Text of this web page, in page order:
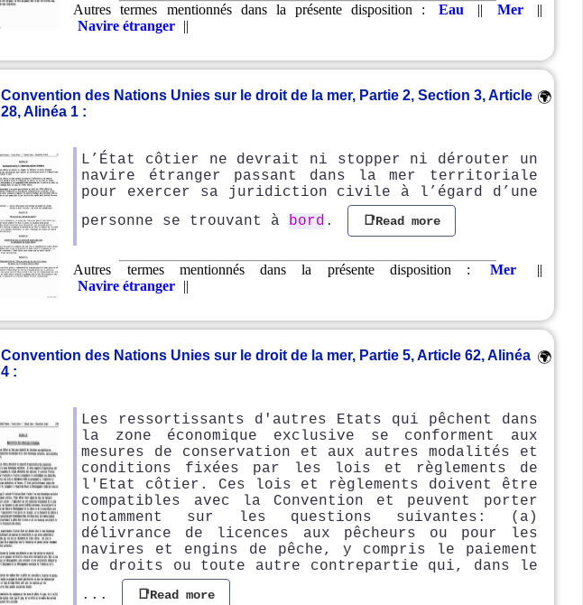
Autres termes mentionnés dans la présente disposition : Eau || Mer
||
Navire étranger ||
Convention des Nations Unies sur le droit de la mer, Partie 2, Section 3, Article
28, Alinéa 1 :
🌍
L’État côtier ne devrait ni stopper ni dérouter un
navire étranger passant dans la mer territoriale
pour exercer sa juridiction civile à l’égard d’une
personne se trouvant à bord . 📑Read more
Autres termes mentionnés dans la présente disposition : Mer
||
Navire étranger ||
Convention des Nations Unies sur le droit de la mer, Partie 5, Article 62, Alinéa
4 :
🌍
Les ressortissants d'autres Etats qui pêchent dans
la zone économique exclusive se conforment aux
mesures de conservation et aux autres modalités et
conditions fixées par les lois et règlements de
l'Etat côtier. Ces lois et règlements doivent être
compatibles avec la Convention et peuvent porter
notamment sur les questions suivantes: (a)
délivrance de licences aux pêcheurs ou pour les
navires et engins de pêche, y compris le paiement
de droits ou toute autre contrepartie qui, dans le
...
📑Read more